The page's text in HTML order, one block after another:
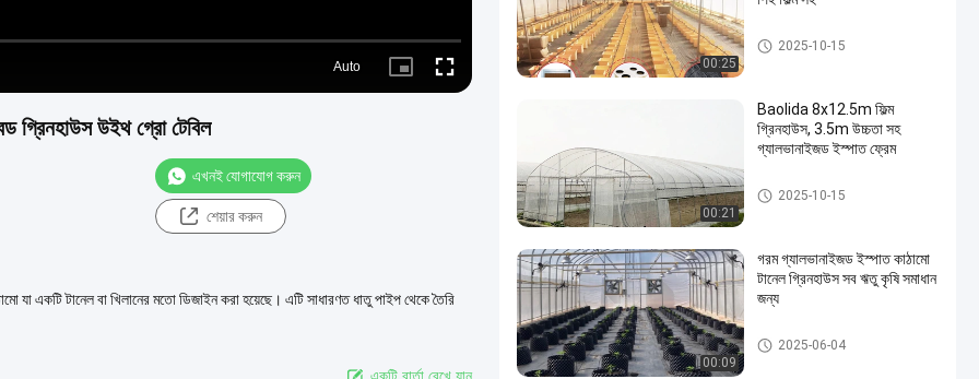
Auto
Picture- Fullscreen
গ্রিনহাউস উইথ গ্রো টেবিল
এখনই যোগাযোগ করুন
শেয়ার করুন
যা একটি টানেল বা খিলানের মতো ডিজাইন করা হয়েছে। এটি সাধারণত ধাতু পাইপ থেকে তৈরি
একটি বার্তা রেখে যান
00:25
টানেল গ্রিনহাউস
2025-10-15
00:21
Baolida 8x12.5m ফিল্ম
গ্রিনহাউস, 3.5m উচ্চতা সহ
গ্যালভানাইজড ইস্পাত ফ্রেম
টানেল গ্রিনহাউস
2025-10-15
00:09
গরম গ্যালভানাইজড ইস্পাত কাঠামো
টানেল গ্রিনহাউস সব ঋতু কৃষি সমাধান
জন্য
টানেল গ্রিনহাউস
2025-06-04